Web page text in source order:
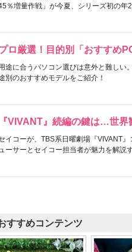
％増量作戦」が今夏、シリーズ初の年2
ロ厳選！目的別「おすすめ
途に合うパソコン選びは意外と難しい
別のおすすめモデルをご紹介！
『VIVANT』続編の鍵は…世
イコーが、TBS系日曜劇場『VIVANT
ーサーとセイコー担当者が魅力を解説す
すすめコンテンツ